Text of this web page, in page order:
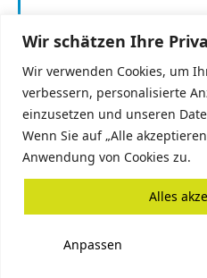
Wir schätzen Ihre
Wir verwenden Cookies, um
verbessern, personalisierte
einzusetzen und unseren
Wenn Sie auf „Alle
Anwendung von Cookies zu.
Anpassen
Alles
Praxisurlaub
Unsere Praxis bleibt
geschlossen.
Vertretungen:
MVZ Karnap - Frau
Doktor Hansen